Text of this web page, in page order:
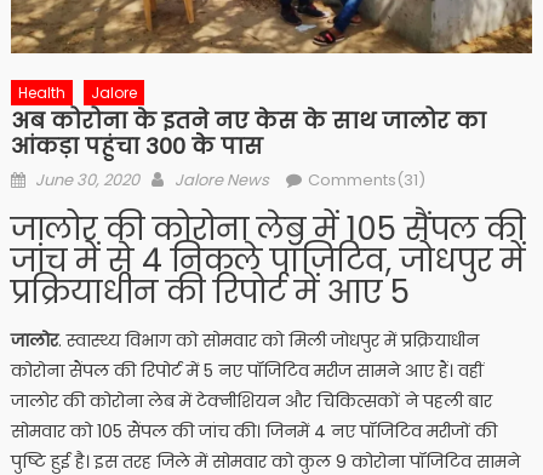
Health Jalore
अब कोरोना के इतने नए केस के साथ जालोर का
आंकड़ा पहुंचा 300 के पास
Posted
June 30, 2020 Author
Jalore News Comments(31)
जालोर की कोरोना लेब में 105 सैंपल की
जांच में से 4 निकले पॉजिटिव, जोधपुर में
प्रक्रियाधीन की रिपोर्ट में आए 5
जालोर. स्वास्थ्य विभाग को सोमवार को मिली जोधपुर में प्रक्रियाधीन
कोरोना सैंपल की रिपोर्ट में 5 नए पॉजिटिव मरीज सामने आए हैं। वहीं
जालोर की कोरोना लेब में टेक्नीशियन और चिकित्सकों ने पहली बार
सोमवार को 105 सैंपल की जांच की। जिनमें 4 नए पॉजिटिव मरीजों की
पुष्टि हुई है। इस तरह जिले में सोमवार को कुल 9 कोरोना पॉजिटिव सामने